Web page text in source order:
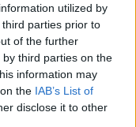
utilized by
parties prior to
of the further
third parties on the
information may
the IAB’s List of
disclose it to other
(całkowity) /
x PCIe
x16 (niski
3.1 Gen 1